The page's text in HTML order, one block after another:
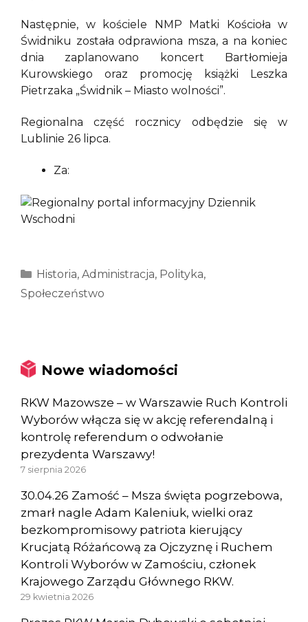
Następnie, w kościele NMP Matki Kościoła w
Świdniku została odprawiona msza, a na koniec
dnia zaplanowano koncert Bartłomieja
Kurowskiego oraz promocję książki Leszka
Pietrzaka „Świdnik – Miasto wolności”.
Regionalna część rocznicy odbędzie się w
Lublinie 26 lipca.
Za:
Kategorie
Historia, Administracja, Polityka,
Społeczeństwo
Nowe wiadomości
RKW Mazowsze – w Warszawie Ruch Kontroli
Wyborów włącza się w akcję referendalną i
kontrolę referendum o odwołanie
prezydenta Warszawy!
7 sierpnia 2026
30.04.26 Zamość – Msza święta pogrzebowa,
zmarł nagle Adam Kaleniuk, wielki oraz
bezkompromisowy patriota kierujący
Krucjatą Różańcową za Ojczyznę i Ruchem
Kontroli Wyborów w Zamościu, członek
Krajowego Zarządu Głównego RKW.
29 kwietnia 2026